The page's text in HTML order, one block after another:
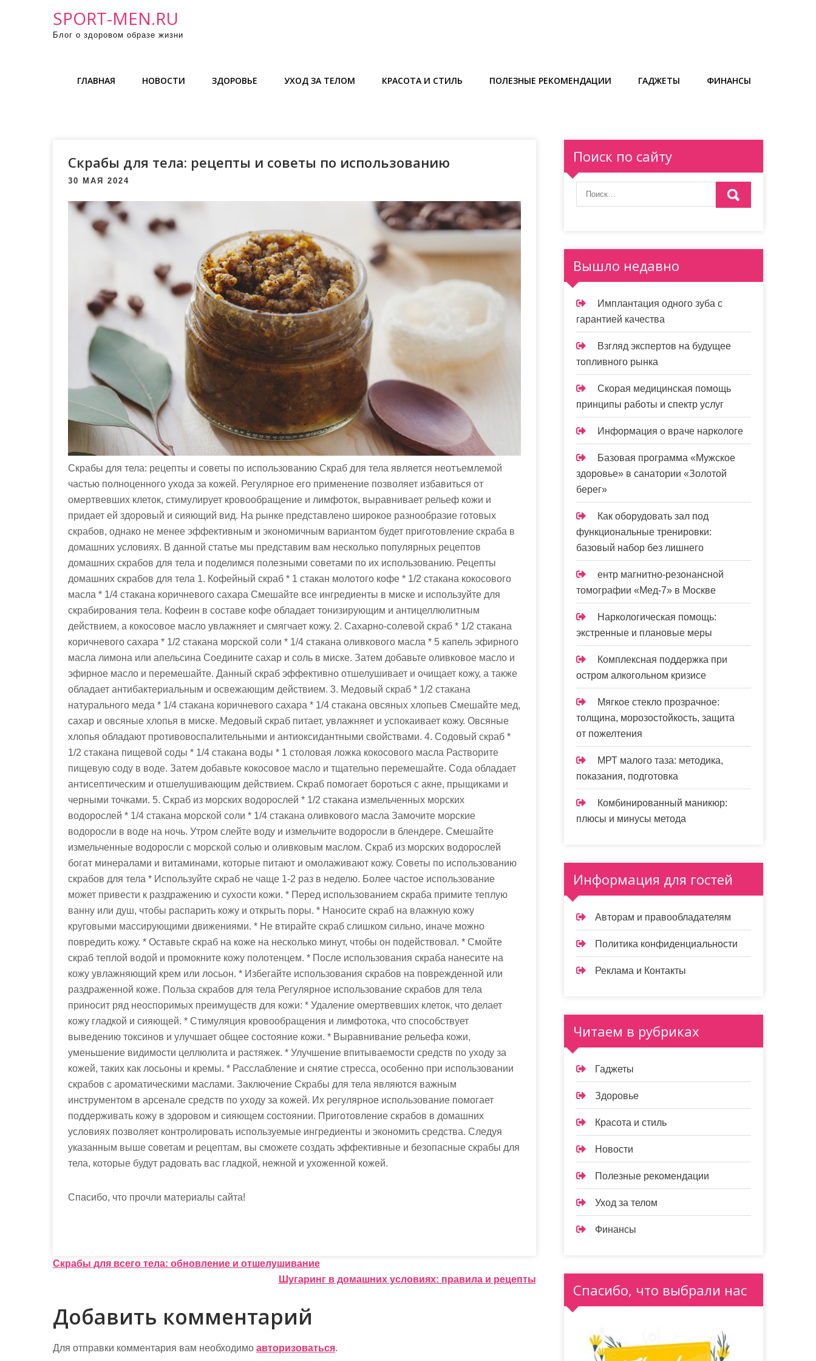
SPORT-MEN.RU
Блог о здоровом образе жизни
ГЛАВНАЯ НОВОСТИ ЗДОРОВЬЕ УХОД ЗА ТЕЛОМ КРАСОТА И СТИЛЬ ПОЛЕЗНЫЕ РЕКОМЕНДАЦИИ ГАДЖЕТЫ ФИНАНСЫ
Скрабы для тела: рецепты и советы по использованию
30 МАЯ 2024
Скрабы для тела: рецепты и советы по использованию Скраб для тела является неотъемлемой
частью полноценного ухода за кожей. Регулярное его применение позволяет избавиться от
омертвевших клеток, стимулирует кровообращение и лимфоток, выравнивает рельеф кожи и
придает ей здоровый и сияющий вид. На рынке представлено широкое разнообразие готовых
скрабов, однако не менее эффективным и экономичным вариантом будет приготовление скраба в
домашних условиях. В данной статье мы представим вам несколько популярных рецептов
домашних скрабов для тела и поделимся полезными советами по их использованию. Рецепты
домашних скрабов для тела 1. Кофейный скраб * 1 стакан молотого кофе * 1/2 стакана кокосового
масла * 1/4 стакана коричневого сахара Смешайте все ингредиенты в миске и используйте для
скрабирования тела. Кофеин в составе кофе обладает тонизирующим и антицеллюлитным
действием, а кокосовое масло увлажняет и смягчает кожу. 2. Сахарно-солевой скраб * 1/2 стакана
коричневого сахара * 1/2 стакана морской соли * 1/4 стакана оливкового масла * 5 капель эфирного
масла лимона или апельсина Соедините сахар и соль в миске. Затем добавьте оливковое масло и
эфирное масло и перемешайте. Данный скраб эффективно отшелушивает и очищает кожу, а также
обладает антибактериальным и освежающим действием. 3. Медовый скраб * 1/2 стакана
натурального меда * 1/4 стакана коричневого сахара * 1/4 стакана овсяных хлопьев Смешайте мед,
сахар и овсяные хлопья в миске. Медовый скраб питает, увлажняет и успокаивает кожу. Овсяные
хлопья обладают противовоспалительными и антиоксидантными свойствами. 4. Содовый скраб *
1/2 стакана пищевой соды * 1/4 стакана воды * 1 столовая ложка кокосового масла Растворите
пищевую соду в воде. Затем добавьте кокосовое масло и тщательно перемешайте. Сода обладает
антисептическим и отшелушивающим действием. Скраб помогает бороться с акне, прыщиками и
черными точками. 5. Скраб из морских водорослей * 1/2 стакана измельченных морских
водорослей * 1/4 стакана морской соли * 1/4 стакана оливкового масла Замочите морские
водоросли в воде на ночь. Утром слейте воду и измельчите водоросли в блендере. Смешайте
измельченные водоросли с морской солью и оливковым маслом. Скраб из морских водорослей
богат минералами и витаминами, которые питают и омолаживают кожу. Советы по использованию
скрабов для тела * Используйте скраб не чаще 1-2 раз в неделю. Более частое использование
может привести к раздражению и сухости кожи. * Перед использованием скраба примите теплую
ванну или душ, чтобы распарить кожу и открыть поры. * Наносите скраб на влажную кожу
круговыми массирующими движениями. * Не втирайте скраб слишком сильно, иначе можно
повредить кожу. * Оставьте скраб на коже на несколько минут, чтобы он подействовал. * Смойте
скраб теплой водой и промокните кожу полотенцем. * После использования скраба нанесите на
кожу увлажняющий крем или лосьон. * Избегайте использования скрабов на поврежденной или
раздраженной коже. Польза скрабов для тела Регулярное использование скрабов для тела
приносит ряд неоспоримых преимуществ для кожи: * Удаление омертвевших клеток, что делает
кожу гладкой и сияющей. * Стимуляция кровообращения и лимфотока, что способствует
выведению токсинов и улучшает общее состояние кожи. * Выравнивание рельефа кожи,
уменьшение видимости целлюлита и растяжек. * Улучшение впитываемости средств по уходу за
кожей, таких как лосьоны и кремы. * Расслабление и снятие стресса, особенно при использовании
скрабов с ароматическими маслами. Заключение Скрабы для тела являются важным
инструментом в арсенале средств по уходу за кожей. Их регулярное использование помогает
поддерживать кожу в здоровом и сияющем состоянии. Приготовление скрабов в домашних
условиях позволяет контролировать используемые ингредиенты и экономить средства. Следуя
указанным выше советам и рецептам, вы сможете создать эффективные и безопасные скрабы для
тела, которые будут радовать вас гладкой, нежной и ухоженной кожей.
Спасибо, что прочли материалы сайта!
Н
в
и
Скрабы для всего тела: обновление и отшелушивание
Шугаринг в домашних условиях: правила и рецепты
Добавить комментарий
Для отправки комментария вам необходимо авторизоваться.
Поиск по сайту
Вышло недавно
Имплантация одного зуба с
гарантией качества
Взгляд экспертов на будущее
топливного рынка
Скорая медицинская помощь
принципы работы и спектр услуг
Информация о враче наркологе
Базовая программа «Мужское
здоровье» в санатории «Золотой
берег»
Как оборудовать зал под
функциональные тренировки:
базовый набор без лишнего
ентр магнитно-резонансной
томографии «Мед-7» в Москве
Наркологическая помощь:
экстренные и плановые меры
Комплексная поддержка при
остром алкогольном кризисе
Мягкое стекло прозрачное:
толщина, морозостойкость, защита
от пожелтения
МРТ малого таза: методика,
показания, подготовка
Комбинированный маникюр:
плюсы и минусы метода
Информация для гостей
Авторам и правообладателям
Политика конфиденциальности
Реклама и Контакты
Читаем в рубриках
Гаджеты
Здоровье
Красота и стиль
Новости
Полезные рекомендации
Уход за телом
Финансы
Спасибо, что выбрали нас